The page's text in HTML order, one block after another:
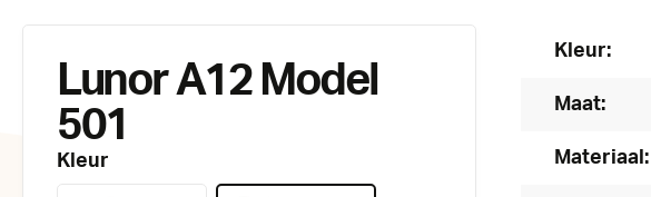
Lunor A12 Model
501
Kleur
Kleur:
Maat:
Materiaal: